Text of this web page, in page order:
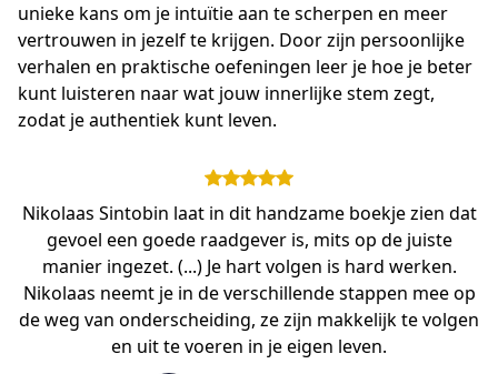
unieke kans om je intuïtie aan te scherpen en meer
vertrouwen in jezelf te krijgen. Door zijn persoonlijke
verhalen en praktische oefeningen leer je hoe je beter
kunt luisteren naar wat jouw innerlijke stem zegt,
zodat je authentiek kunt leven.
Nikolaas Sintobin laat in dit handzame boekje zien dat
gevoel een goede raadgever is, mits op de juiste
manier ingezet. (...) Je hart volgen is hard werken.
Nikolaas neemt je in de verschillende stappen mee op
de weg van onderscheiding, ze zijn makkelijk te volgen
en uit te voeren in je eigen leven.